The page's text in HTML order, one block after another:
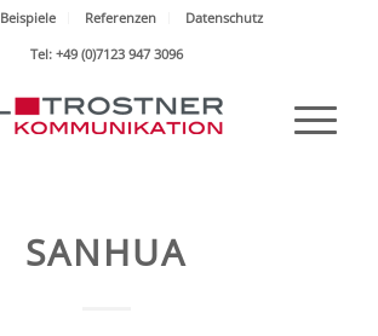
Beispiele Referenzen
Datenschutz
Tel: +49 (0)7123 947 3096
SANHUA